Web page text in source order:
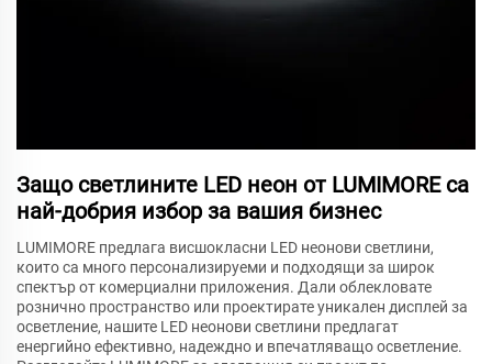
Защо светлините LED неон от LUMIMORE са
най-добрия избор за вашия бизнес
LUMIMORE предлага висшокласни LED неонови светлини,
които са много персонализируеми и подходящи за широк
спектър от комерциални приложения. Дали облекловате
рознично пространство или проектирате уникален дисплей за
осветление, нашите LED неонови светлини предлагат
енергийно ефективно, надеждно и впечатляващо осветление.